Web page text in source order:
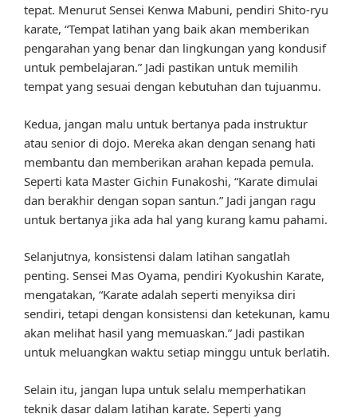
tepat. Menurut Sensei Kenwa Mabuni, pendiri Shito-ryu
karate, “Tempat latihan yang baik akan memberikan
pengarahan yang benar dan lingkungan yang kondusif
untuk pembelajaran.” Jadi pastikan untuk memilih
tempat yang sesuai dengan kebutuhan dan tujuanmu.
Kedua, jangan malu untuk bertanya pada instruktur
atau senior di dojo. Mereka akan dengan senang hati
membantu dan memberikan arahan kepada pemula.
Seperti kata Master Gichin Funakoshi, “Karate dimulai
dan berakhir dengan sopan santun.” Jadi jangan ragu
untuk bertanya jika ada hal yang kurang kamu pahami.
Selanjutnya, konsistensi dalam latihan sangatlah
penting. Sensei Mas Oyama, pendiri Kyokushin Karate,
mengatakan, “Karate adalah seperti menyiksa diri
sendiri, tetapi dengan konsistensi dan ketekunan, kamu
akan melihat hasil yang memuaskan.” Jadi pastikan
untuk meluangkan waktu setiap minggu untuk berlatih.
Selain itu, jangan lupa untuk selalu memperhatikan
teknik dasar dalam latihan karate. Seperti yang